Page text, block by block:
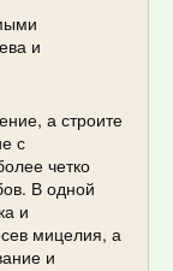
и
а строите
с
четко
В одной
и
мицелия, а
и